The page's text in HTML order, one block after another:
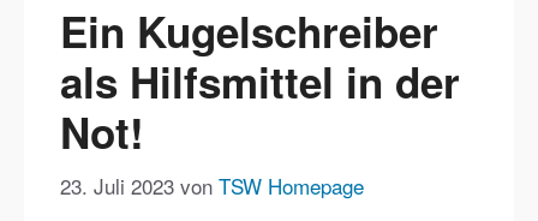
Ein Kugelschreiber
als Hilfsmittel in der
Not!
23. Juli 2023 von TSW Homepage